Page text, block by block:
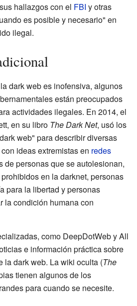
hallazgos con el FBI y otras
es posible y necesario" en
ilegal.
dark web es inofensiva, algunos
están preocupados
actividades ilegales. En 2014, el
en su libro The Dark Net, usó los
web" para describir diversas
ideas extremistas en redes
de personas que se autolesionan,
en la darknet, personas
para la libertad y personas
la condición humana con
como DeepDotWeb y All
e información práctica sobre
la dark web. La wiki oculta (The
tienen algunos de los
para cuando se necesite.